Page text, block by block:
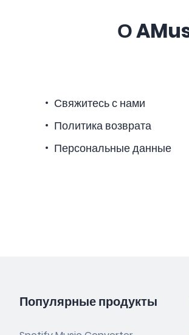
О
Свяжитесь с нами
Политика возврата
Персональные данные
Популярные продукты